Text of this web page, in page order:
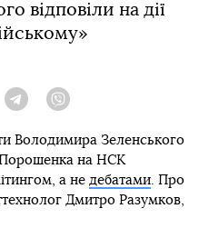
відповіли на дії
Telegram
Володимира Зеленського
Порошенка на НСК
а не дебатами. Про
Дмитро Разумков,